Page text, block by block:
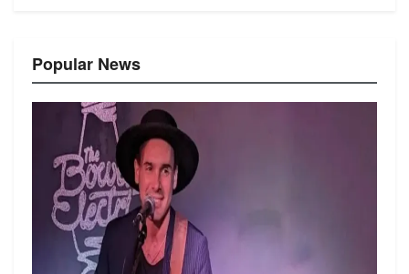
Popular News